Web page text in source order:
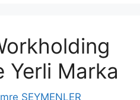
Yerli Marka
SEYMENLER